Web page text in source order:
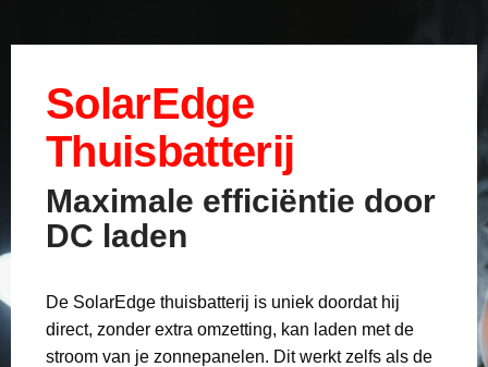
SolarEdge
Thuisbatterij
Maximale efficiëntie door
DC laden
De SolarEdge thuisbatterij is uniek doordat hij
direct, zonder extra omzetting, kan laden met de
stroom van je zonnepanelen. Dit werkt zelfs als de